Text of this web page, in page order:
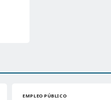
EMPLEO PÚBLICO